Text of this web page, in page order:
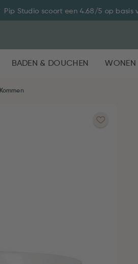
Pip Studio scoort een 4.68/5 op basis
BADEN & DOUCHEN WONEN
Kommen